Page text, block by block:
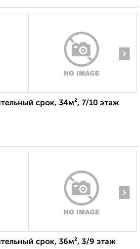
›
срок, 34м², 7/10 этаж
›
срок, 36м², 3/9 этаж